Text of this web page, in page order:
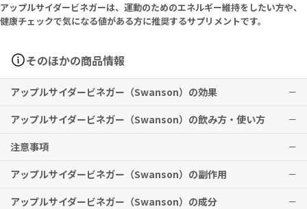
アップルサイダービネガーは、運動のためのエネルギー維持をしたい方や、
健康チェックで気になる値がある方に推奨するサプリメントです。
そのほかの商品情報
アップルサイダービネガー（Swanson）の効果
エネルギー維持や生活習慣の改善などが期待できます。
※有用性には個人差がありますことを予めご了承ください
アップルサイダービネガー（Swanson）の飲み方・使い方
1回2粒を目安に、1日2～3回お召し上がりください。
注意事項
本品は、多量摂取により疾病が治癒したり、より健康が増進するもの
ではありません。1日の摂取目安量を必ず守り、過剰な摂取はお控え
ください。
アップルサイダービネガー（Swanson）の副作用
特に副作用は報告されておりませんが、異常を感じた際はただちに使
アップルサイダービネガー（Swanson）の成分